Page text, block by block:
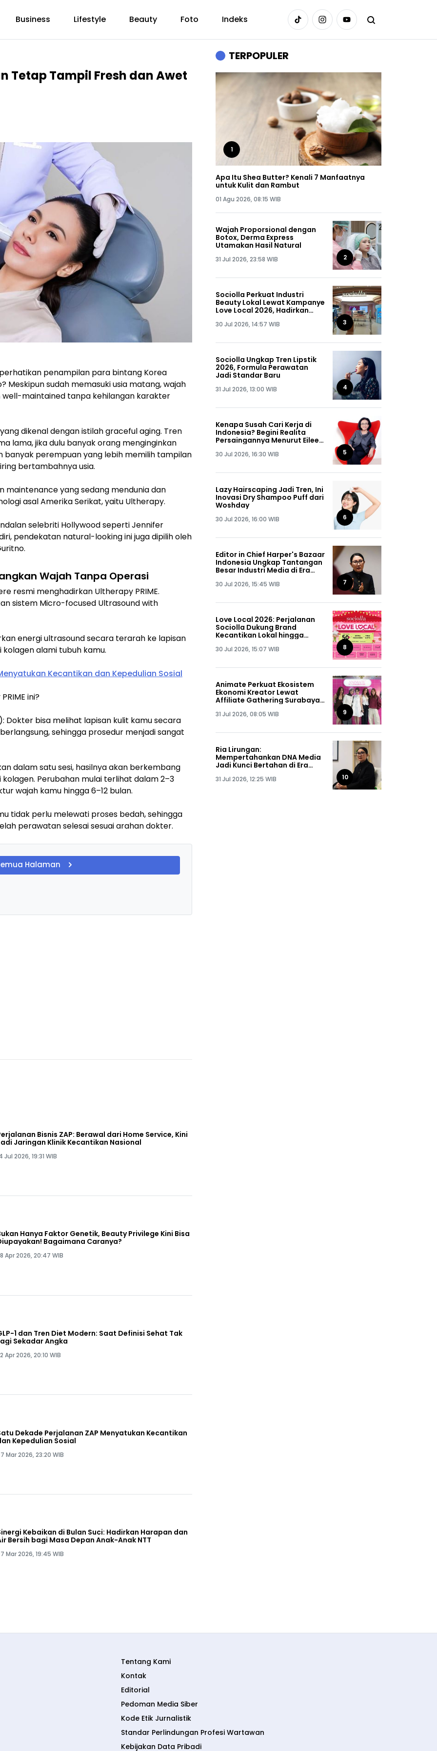
Business Lifestyle Beauty Foto Indeks
Tetap Tampil Fresh dan Awet
penampilan para bintang Korea
Meskipun sudah memasuki usia matang, wajah
maintained tanpa kehilangan karakter
dikenal dengan istilah graceful aging. Tren
lama, jika dulu banyak orang menginginkan
banyak perempuan yang lebih memilih tampilan
bertambahnya usia.
maintenance yang sedang mendunia dan
asal Amerika Serikat, yaitu Ultherapy.
selebriti Hollywood seperti Jennifer
pendekatan natural-looking ini juga dipilih oleh
Wajah Tanpa Operasi
resmi menghadirkan Ultherapy PRIME.
sistem Micro-focused Ultrasound with
energi ultrasound secara terarah ke lapisan
alami tubuh kamu.
Kecantikan dan Kepedulian Sosial
ini?
Dokter bisa melihat lapisan kulit kamu secara
sehingga prosedur menjadi sangat
dalam satu sesi, hasilnya akan berkembang
Perubahan mulai terlihat dalam 2–3
wajah kamu hingga 6–12 bulan.
tidak perlu melewati proses bedah, sehingga
perawatan selesai sesuai arahan dokter.
Halaman
Bisnis ZAP: Berawal dari Home Service, Kini
Jaringan Klinik Kecantikan Nasional
Jul 2026, 19:31 WIB
Hanya Faktor Genetik, Beauty Privilege Kini Bisa
Bagaimana Caranya?
Apr 2026, 20:47 WIB
1 dan Tren Diet Modern: Saat Definisi Sehat Tak
Sekadar Angka
Apr 2026, 20:10 WIB
Dekade Perjalanan ZAP Menyatukan Kecantikan
Kepedulian Sosial
Mar 2026, 23:20 WIB
Kebaikan di Bulan Suci: Hadirkan Harapan dan
Bersih bagi Masa Depan Anak-Anak NTT
Mar 2026, 19:45 WIB
TERPOPULER
1
Apa Itu Shea Butter? Kenali 7 Manfaatnya
untuk Kulit dan Rambut
01 Agu 2026, 08:15 WIB
Wajah Proporsional dengan
Botox, Derma Express
Utamakan Hasil Natural
31 Jul 2026, 23:58 WIB 2
Sociolla Perkuat Industri
Beauty Lokal Lewat Kampanye
Love Local 2026, Hadirkan
30 Jul 2026, 14:57 WIB 3
Sociolla Ungkap Tren Lipstik
2026, Formula Perawatan
Jadi Standar Baru
31 Jul 2026, 13:00 WIB 4
Kenapa Susah Cari Kerja di
Indonesia? Begini Realita
Persaingannya Menurut Eileen
30 Jul 2026, 16:30 WIB 5
Lazy Hairscaping Jadi Tren, Ini
Inovasi Dry Shampoo Puff dari
Woshday
30 Jul 2026, 16:00 WIB 6
Editor in Chief Harper's Bazaar
Indonesia Ungkap Tantangan
Besar Industri Media di Era
30 Jul 2026, 15:45 WIB 7
Love Local 2026: Perjalanan
Sociolla Dukung Brand
Kecantikan Lokal hingga
30 Jul 2026, 15:07 WIB 8
Animate Perkuat Ekosistem
Ekonomi Kreator Lewat
Affiliate Gathering Surabaya
31 Jul 2026, 08:05 WIB 9
Ria Lirungan:
Mempertahankan DNA Media
Jadi Kunci Bertahan di Era
31 Jul 2026, 12:25 WIB 10
Tentang Kami
Kontak
Editorial
Pedoman Media Siber
Kode Etik Jurnalistik
Standar Perlindungan Profesi Wartawan
Kebijakan Data Pribadi